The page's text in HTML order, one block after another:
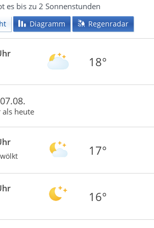
es bis zu 2 Sonnenstunden
Diagramm Regenradar
18°
als heute
17°
16°